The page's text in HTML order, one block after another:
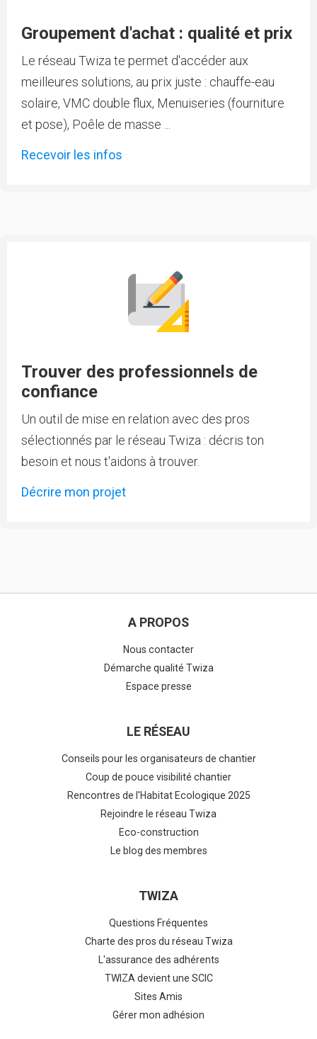
Groupement d'achat : qualité et prix
Le réseau Twiza te permet d'accéder aux
meilleures solutions, au prix juste : chauffe-eau
solaire, VMC double flux, Menuiseries (fourniture
et pose), Poêle de masse ...
Recevoir les infos
Trouver des professionnels de
confiance
Un outil de mise en relation avec des pros
sélectionnés par le réseau Twiza : décris ton
besoin et nous t'aidons à trouver.
Décrire mon projet
A PROPOS
Nous contacter
Démarche qualité Twiza
Espace presse
LE RÉSEAU
Conseils pour les organisateurs de chantier
Coup de pouce visibilité chantier
Rencontres de l'Habitat Ecologique 2025
Rejoindre le réseau Twiza
Eco-construction
Le blog des membres
TWIZA
Questions Fréquentes
Charte des pros du réseau Twiza
L'assurance des adhérents
TWIZA devient une SCIC
Sites Amis
Gérer mon adhésion